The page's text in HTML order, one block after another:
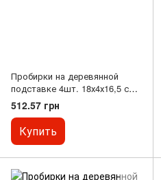
Пробирки на деревянной
подставке 4шт. 18х4х16,5 см.
натуральный
512.57 грн
Купить